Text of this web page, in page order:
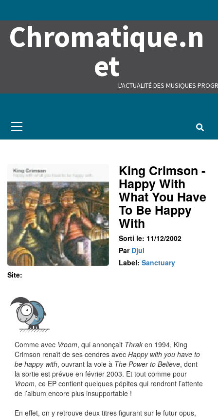
Chromatique.n
et
L'ACTUALITÉ DES MUSIQUES
Menu
King Crimson -
Happy With
What You Have
To Be Happy
With
Sorti le: 11/12/2002
Par Djul
Label: Sanctuary
Site:
Comme avec Vroom, qui annonçait Thrak en 1994, King
Crimson renaît de ses cendres avec Happy with you have to
be happy with, ouvrant la voie à The Power to Believe, dont
la sortie est prévue en février 2003. Et tout comme pour
Vroom, ce EP contient quelques pépites qui rendront l’attente
de l’album encore plus insupportable !
En effet, on y retrouve deux titres figurant sur le futur opus,